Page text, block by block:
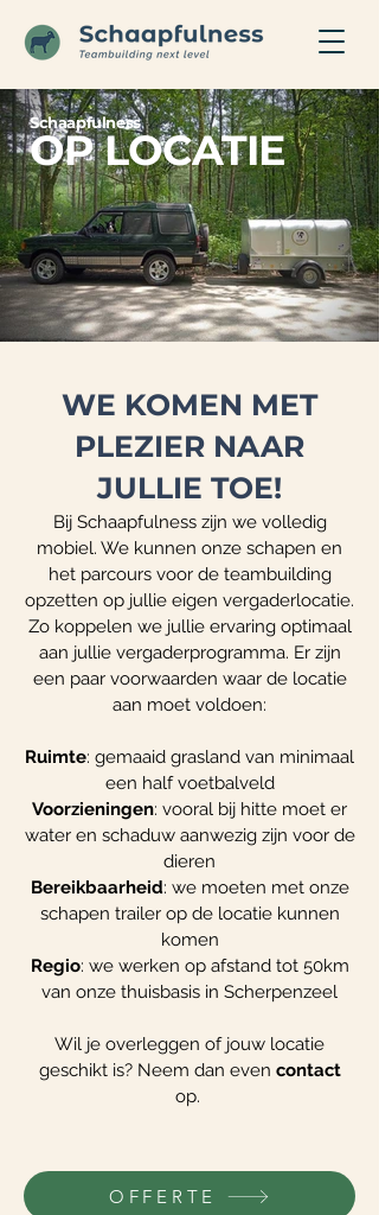
OP LOCATIE
Schaapfulness
WE KOMEN MET
PLEZIER NAAR
JULLIE TOE!
Bij Schaapfulness zijn we volledig
mobiel. We kunnen onze schapen en
het parcours voor de teambuilding
opzetten op jullie eigen vergaderlocatie.
Zo koppelen we jullie ervaring optimaal
aan jullie vergaderprogramma. Er zijn
een paar voorwaarden waar de locatie
aan moet voldoen:
Ruimte: gemaaid grasland van minimaal
een half voetbalveld
Voorzieningen: vooral bij hitte moet er
water en schaduw aanwezig zijn voor de
dieren
Bereikbaarheid: we moeten met onze
schapen trailer op de locatie kunnen
komen
Regio: we werken op afstand tot 50km
van onze thuisbasis in Scherpenzeel
Wil je overleggen of jouw locatie
geschikt is? Neem dan even contact
op.
OFFERTE